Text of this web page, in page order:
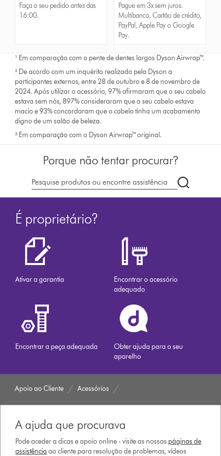
Faça o seu pedido antes das
16:00.
Pague em 3x sem juros.
Multibanco, Cartão de crédito,
PayPal, Apple Pay o Google
Pay.
¹ Em comparação com o pente de dentes largos Dyson Airwrap™.
² De acordo com um inquérito realizado pela Dyson a
participantes externos, entre 28 de outubro e 8 de novembro de
2024. Após utilizar o acessório, 97% afirmaram que o seu cabelo
estava sem nós, 897% consideraram que o seu cabelo estava
macio e 93% concordaram que o cabelo tinha um acabamento
digno de um salão de beleza.
³ Em comparação com o Dyson Airwrap™ original.
Porque não tentar procurar?
Pesquisar
em
É proprietário?
Ativar a garantia
Encontrar o acessório
adequado
Encontrar a peça adequada
Obter ajuda para o seu
aparelho
Apoio ao Cliente Acessórios
A ajuda que procurava
Pode aceder a dicas e apoio online - visite as nossas páginas de
assistência ao cliente para resolução de problemas, vídeos